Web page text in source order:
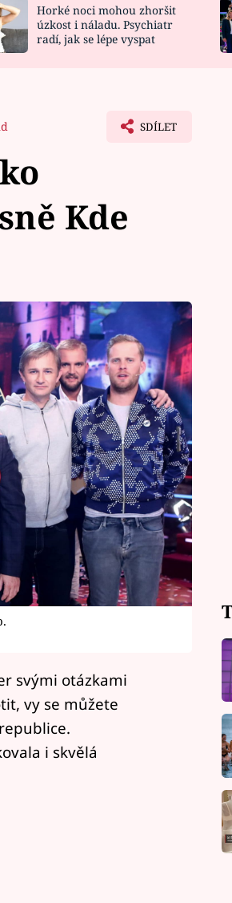
DESIGN
Horké noci mohou zhoršit
úzkost i náladu. Psychiatr
radí, jak se lépe vyspat
SDÍLET
Kde
svými otázkami
vy se můžete
i skvělá